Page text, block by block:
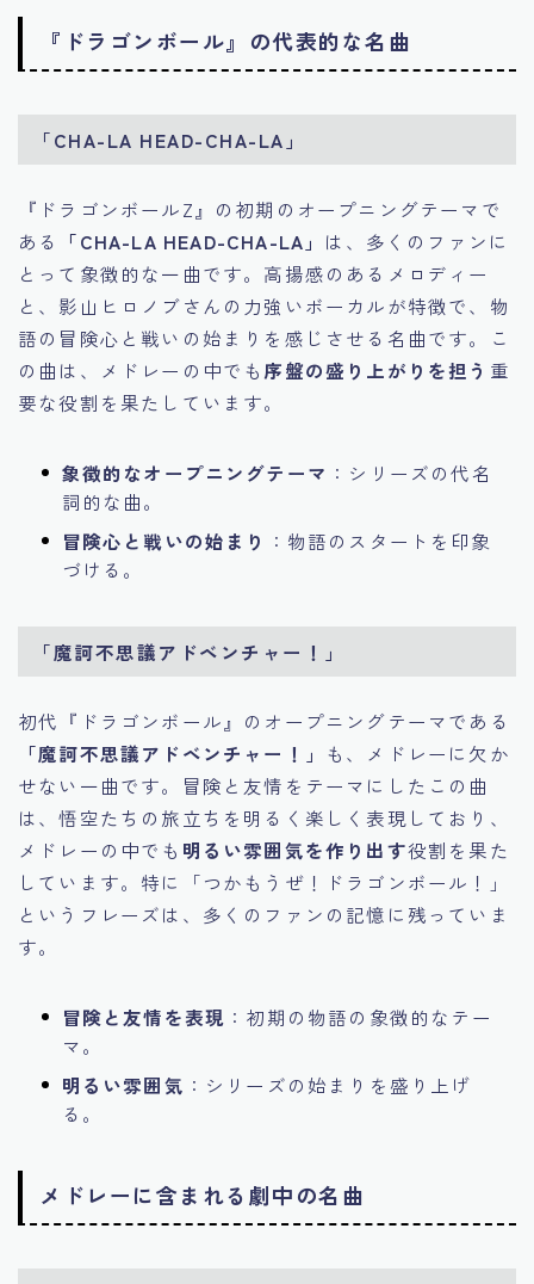
『ドラゴンボール』の代表的な名曲
「CHA-LA HEAD-CHA-LA」
『ドラゴンボールZ』の初期のオープニングテーマで
ある
「CHA-LA HEAD-CHA-LA」 は、多くのファンに
とって象徴的な一曲です。高揚感のあるメロディー
と、影山ヒロノブさんの力強いボーカルが特徴で、物
語の冒険心と戦いの始まりを感じさせる名曲です。こ
の曲は、メドレーの中でも 序盤の盛り上がりを担う 重
要な役割を果たしています。
象徴的なオープニングテーマ ：シリーズの代名
詞的な曲。
冒険心と戦いの始まり ：物語のスタートを印象
づける。
「魔訶不思議アドベンチャー！」
初代『ドラゴンボール』のオープニングテーマである
「魔訶不思議アドベンチャー！」 も、メドレーに欠か
せない一曲です。冒険と友情をテーマにしたこの曲
は、悟空たちの旅立ちを明るく楽しく表現しており、
メドレーの中でも 明るい雰囲気を作り出す役割を果た
しています。特に「つかもうぜ！ドラゴンボール！」
というフレーズは、多くのファンの記憶に残っていま
す。
冒険と友情を表現 ：初期の物語の象徴的なテー
マ。
明るい雰囲気 ：シリーズの始まりを盛り上げ
る。
メドレーに含まれる劇中の名曲